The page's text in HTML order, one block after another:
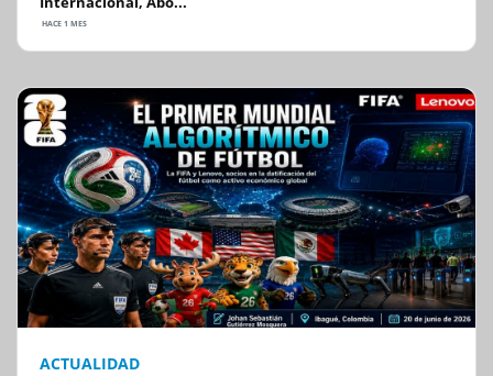
HACE 1 MES
ACTUALIDAD